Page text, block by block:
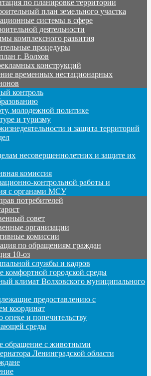
по планировке территории
план земельного участка
системы в сфере
деятельности
комплексного развития
процедуры
г. Волхов
конструкций
временных нестационарных
контроль
молодежной политике
и туризму
и защита территорий
несовершеннолетних и защите их
комиссия
контрольной работы и
с органами МСУ
потребителей
совет
организации
комиссии
по обращениям граждан
10-оз
службы и кадров
комфортной городской среды
климат Волховского муниципального
предоставлению с
координат
опеке и попечительству
среды
обращение с животными
Ленинградской области